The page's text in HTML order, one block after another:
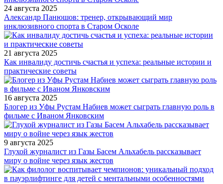
24 августа 2025
Александр Панюшов: тренер, открывающий мир
инклюзивного спорта в Старом Осколе
21 августа 2025
Как инвалиду достичь счастья и успеха: реальные истории и
практические советы
16 августа 2025
Блогер из Уфы Рустам Набиев может сыграть главную роль в
фильме с Иваном Янковским
9 августа 2025
Глухой журналист из Газы Басем Альхабель рассказывает
миру о войне через язык жестов